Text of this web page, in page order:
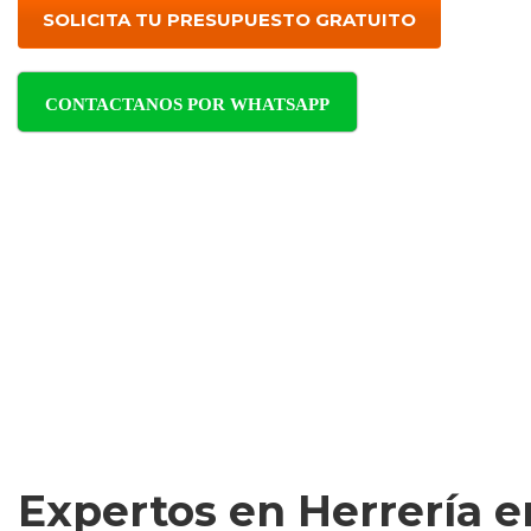
SOLICITA TU PRESUPUESTO GRATUITO
CONTACTANOS POR WHATSAPP
Expertos en Herrería